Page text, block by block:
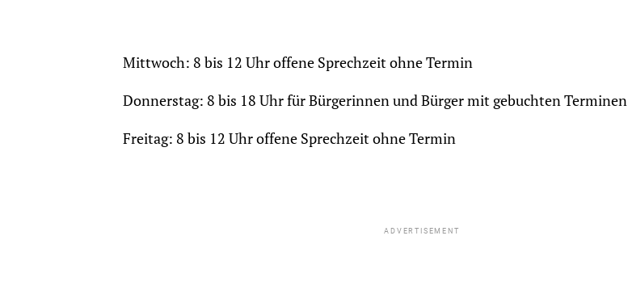
Mittwoch: 8 bis 12 Uhr offene Sprechzeit ohne Termin
Donnerstag: 8 bis 18 Uhr für Bürgerinnen und Bürger mit gebuchten Terminen
Freitag: 8 bis 12 Uhr offene Sprechzeit ohne Termin
ADVERTISEMENT